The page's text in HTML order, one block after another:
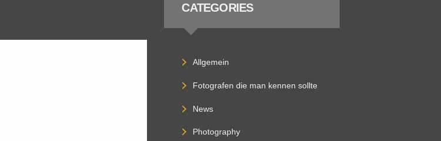
CATEGORIES
Allgemein
Fotografen die man kennen sollte
News
Photography